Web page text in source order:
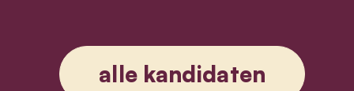
alle kandidaten